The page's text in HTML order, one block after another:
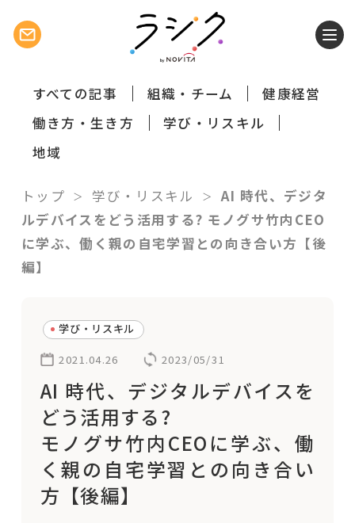
すべての記事 組織・チーム
健康経営
働き方・生き方
学び・リスキル
地域
トップ 学び・リスキル
AI 時代、デジタ
ルデバイスをどう活用する? モノグサ竹内CEO
に学ぶ、働く親の自宅学習との向き合い方【後
編】
学び・リスキル
2021.04.26 2023/05/31
AI 時代、デジタルデバイスを
どう活用する?
モノグサ竹内CEOに学ぶ、働
く親の自宅学習との向き合い
方【後編】